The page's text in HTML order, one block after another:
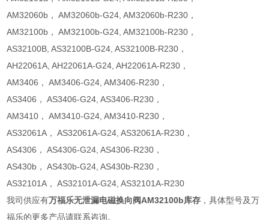
AM32060b， AM32060b-G24, AM32060b-R230，
AM32100b， AM32100b-G24, AM32100b-R230，
AS32100B, AS32100B-G24, AS32100B-R230，
AH22061A, AH22061A-G24, AH22061A-R230，
AM3406， AM3406-G24, AM3406-R230，
AS3406， AS3406-G24, AS3406-R230，
AM3410， AM3410-G24, AM3410-R230，
AS32061A， AS32061A-G24, AS32061A-R230，
AS4306， AS4306-G24, AS4306-R230，
AS430b， AS430b-G24, AS430b-R230，
AS32101A， AS32101A-G24, AS32101A-R230
我司供应有万福乐无泄漏电磁换向阀AM32100b库存 ，具体型号及万
福乐的更多产品请联系咨询。